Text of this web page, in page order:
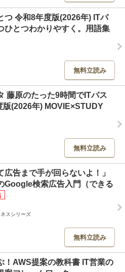
つ 令和8年度版(2026年) ITパ
ひとつわかりやすく。用語集
無料立読み
藤原のたった9時間でITパス
版(2026年) MOVIE×STUDY
無料立読み
広告まで手が回らないよ！」
Google検索広告入門（できる
スシリーズ
無料立読み
！AWS提案の教科書 IT営業の